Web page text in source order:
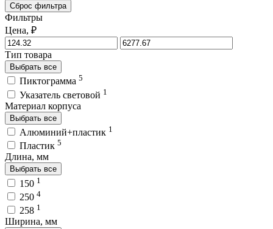
Сброс фильтра
Фильтры
Цена, ₽
Тип товара
Выбрать все
Пиктограмма 5
Указатель световой 1
Материал корпуса
Выбрать все
Алюминий+пластик 1
Пластик 5
Длина, мм
Выбрать все
150 1
250 4
258 1
Ширина, мм